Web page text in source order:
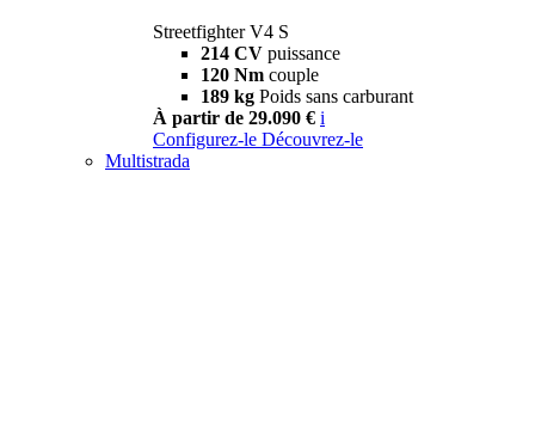
Streetfighter V4 S
214 CV puissance
120 Nm couple
189 kg Poids sans carburant
À partir de 29.090 € i
Configurez-le Découvrez-le
Multistrada